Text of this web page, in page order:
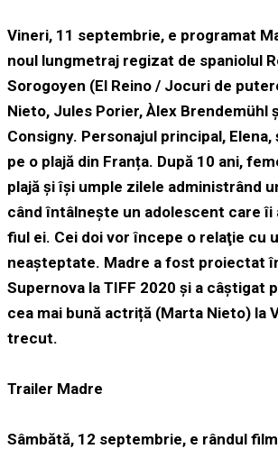
Vineri, 11 septembrie, e programat
noul lungmetraj regizat de spaniolul
Sorogoyen (El Reino / Jocuri de
Nieto, Jules Porier, Àlex Brendemühl
Consigny. Personajul principal,
pe o plajă din Franța. După 10 ani,
plajă şi îşi umple zilele administrând
când întâlneşte un adolescent care îi
fiul ei. Cei doi vor începe o relaţie cu
neaşteptate. Madre a fost proiectat
Supernova la TIFF 2020 și a câștigat
cea mai bună actriță (Marta Nieto) la
trecut.
Trailer Madre
Sâmbătă, 12 septembrie, e rândul